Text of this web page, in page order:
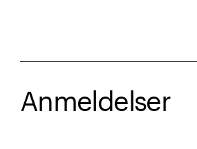
Anmeldelser